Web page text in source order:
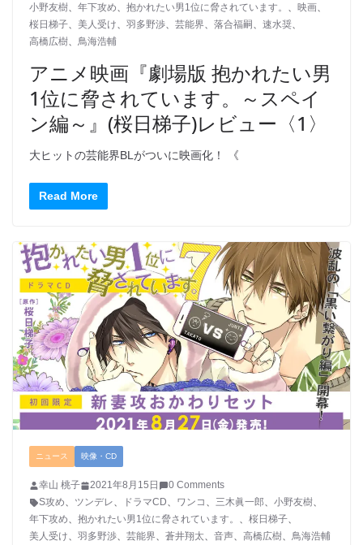
小野友樹、 年下攻め、 抱かれたい男1位に脅されています。 、 映画、
桜日梯子、 美人受け、 羽多野渉、 芸能界、 落合福嗣 、 速水奨、
高橋広樹、 鳥海浩輔
アニメ映画『劇場版 抱かれたい男
1位に脅されています。～スペイ
ン編～』(桜日梯子)レビュー〈1〉
大ヒットの芸能界BLがついに映画化！ 《
Read More
ニュース 映像・CD
幸山 桃子 2021年8月15日
0 Comments
S攻め、 ツンデレ、 ドラマCD、 ワンコ 、 三木眞一郎、 小野友樹、
年下攻め、 抱かれたい男1位に脅されています。 、 桜日梯子、
美人受け、 羽多野渉、 芸能界、 蒼井翔太、 音声、 高橋広樹、 鳥海浩輔